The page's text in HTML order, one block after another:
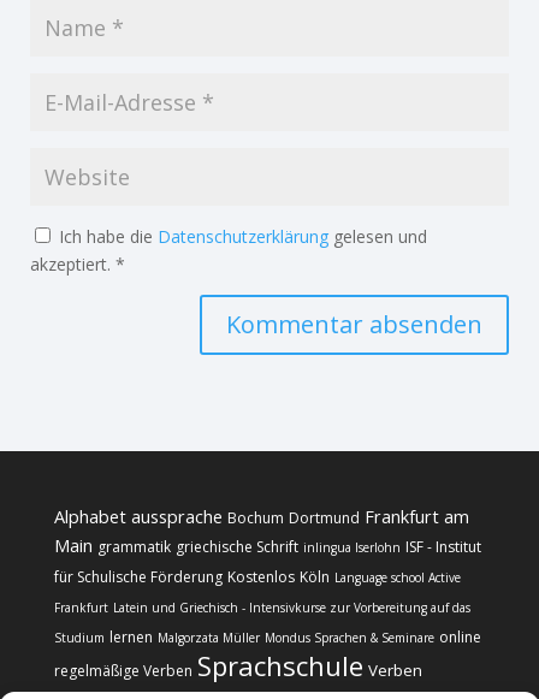
Ich habe die Datenschutzerklärung gelesen und
akzeptiert. *
Alphabet aussprache Bochum Dortmund Frankfurt am
Main grammatik griechische Schrift inlingua Iserlohn ISF - Institut
für Schulische Förderung Kostenlos Köln Language school Active
Frankfurt Latein und Griechisch - Intensivkurse zur Vorbereitung auf das
Studium lernen Malgorzata Müller Mondus Sprachen & Seminare online
regelmäßige Verben Sprachschule Verben